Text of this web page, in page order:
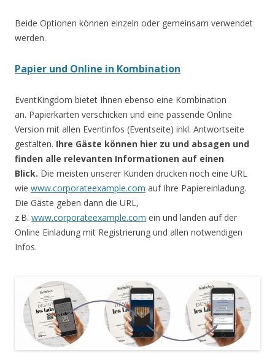
Beide Optionen können einzeln oder gemeinsam verwendet
werden.
Papier und Online in Kombination
EventKingdom bietet Ihnen ebenso eine Kombination
an. Papierkarten verschicken und eine passende Online
Version mit allen Eventinfos (Eventseite) inkl. Antwortseite
gestalten. Ihre Gäste können hier zu und absagen und
finden alle relevanten Informationen auf einen
Blick. Die meisten unserer Kunden drucken noch eine URL
wie www.corporateexample.com auf Ihre Papiereinladung.
Die Gäste geben dann die URL,
z.B. www.corporateexample.com ein und landen auf der
Online Einladung mit Registrierung und allen notwendigen
Infos.